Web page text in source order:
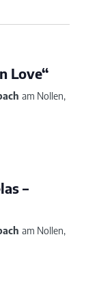
Love“
am Nollen,
–
am Nollen,